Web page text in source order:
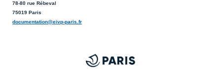
78-80 rue Rébeval
75019 Paris
documentation@eivp-paris.fr